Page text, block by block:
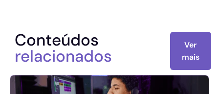
Conteúdos
relacionados
Ver
mais